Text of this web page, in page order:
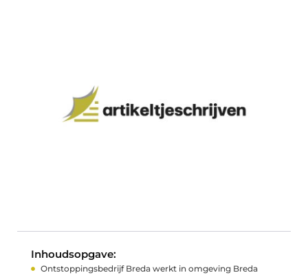
Inhoudsopgave:
Ontstoppingsbedrijf Breda werkt in omgeving Breda